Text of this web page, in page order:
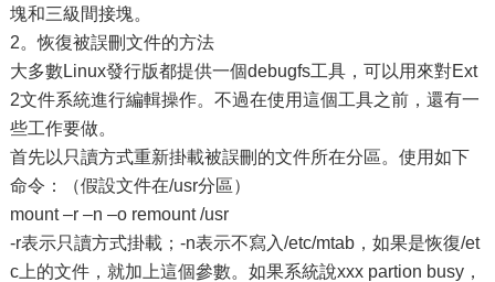
塊和三級間接塊。
2。恢復被誤刪文件的方法
大多數Linux發行版都提供一個debugfs工具，可以用來對Ext
2文件系統進行編輯操作。不過在使用這個工具之前，還有一
些工作要做。
首先以只讀方式重新掛載被誤刪的文件所在分區。使用如下
命令：（假設文件在/usr分區）
mount –r –n –o remount /usr
-r表示只讀方式掛載；-n表示不寫入/etc/mtab，如果是恢復/et
c上的文件，就加上這個參數。如果系統說xxx partion busy，